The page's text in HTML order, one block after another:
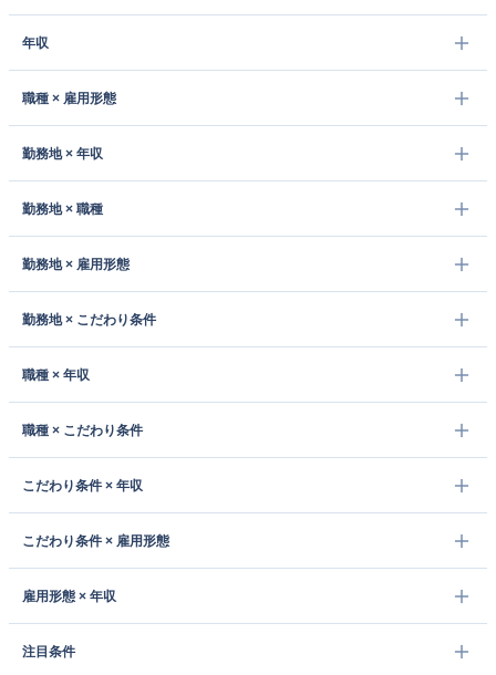
年収
職種 × 雇用形態
勤務地 × 年収
勤務地 × 職種
勤務地 × 雇用形態
勤務地 × こだわり条件
職種 × 年収
職種 × こだわり条件
こだわり条件 × 年収
こだわり条件 × 雇用形態
雇用形態 × 年収
注目条件